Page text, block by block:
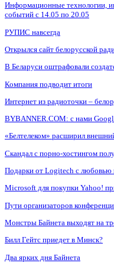
Информационные технологии,
событий с 14.05 по 20.05
РУПИС навсегда
Открылся сайт белорусской
В Беларуси оштрафовали
Компания подводит итоги
Интернет из радиоточки –
BYBANNER.COM: c нами
«Белтелеком» расширил
Скандал с порно-хостингом
Подарки от Logitech с
Microsoft для покупки Yahoo!
Пути организаторов
Монстры Байнета выходят на
Билл Гейтс приедет в Минск?
Два ярких дня Байнета